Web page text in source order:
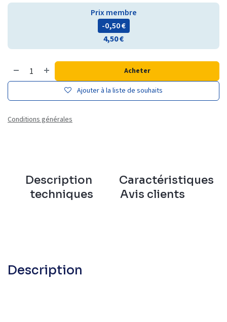
Prix membre
- 0,50€
4,50€
Acheter
Ajouter à la liste de souhaits
Conditions générales
Description
Caractéristiques
techniques
Avis clients
Description